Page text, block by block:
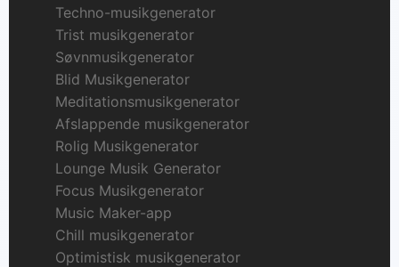
Techno-musikgenerator
Trist musikgenerator
Søvnmusikgenerator
Blid Musikgenerator
Meditationsmusikgenerator
Afslappende musikgenerator
Rolig Musikgenerator
Lounge Musik Generator
Focus Musikgenerator
Music Maker-app
Chill musikgenerator
Optimistisk musikgenerator